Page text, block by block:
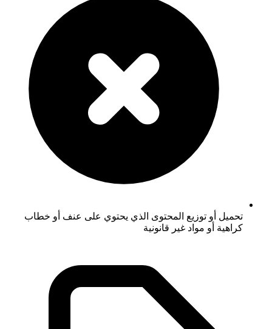
تحميل أو توزيع المحتوى الذي يحتوي على عنف أو خطاب
كراهية أو مواد غير قانونية